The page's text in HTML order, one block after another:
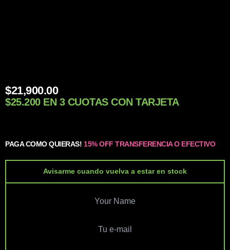
$21,900.00
$25.200 EN 3 CUOTAS CON TARJETA
PAGA COMO QUIERAS! 15% OFF TRANSFERENCIA O EFECTIVO
Avisarme cuando vuelva a estar en stock